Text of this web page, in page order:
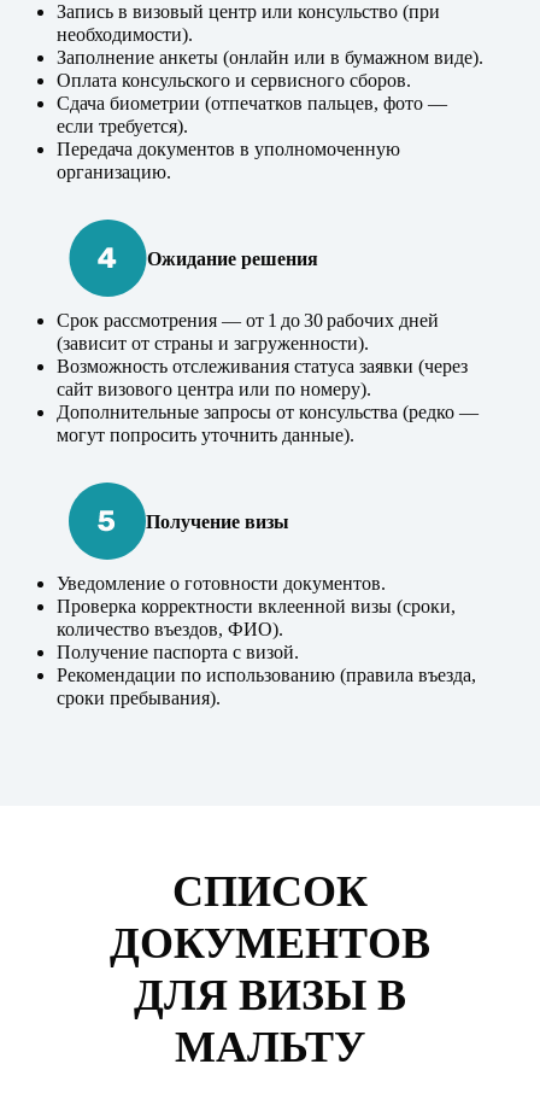
Запись в визовый центр или консульство (при
необходимости).
Заполнение анкеты (онлайн или в бумажном виде).
Оплата консульского и сервисного сборов.
Сдача биометрии (отпечатков пальцев, фото —
если требуется).
Передача документов в уполномоченную
организацию.
Ожидание решения
Срок рассмотрения — от 1 до 30 рабочих дней
(зависит от страны и загруженности).
Возможность отслеживания статуса заявки (через
сайт визового центра или по номеру).
Дополнительные запросы от консульства (редко —
могут попросить уточнить данные).
Получение визы
Уведомление о готовности документов.
Проверка корректности вклеенной визы (сроки,
количество въездов, ФИО).
Получение паспорта с визой.
Рекомендации по использованию (правила въезда,
сроки пребывания).
СПИСОК
ДОКУМЕНТОВ
ДЛЯ ВИЗЫ В
МАЛЬТУ